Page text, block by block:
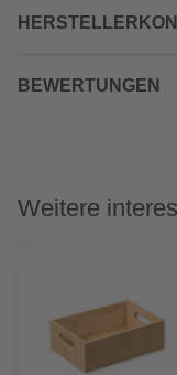
BEWERTUNGEN
Weitere